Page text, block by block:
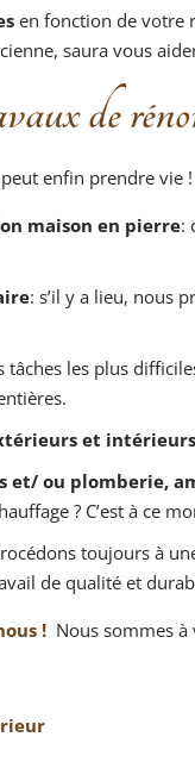
en fonction de votre
saura vous
de
enfin prendre vie
maison en pierre:
: s’il y a lieu, nous
tâches les plus
et
et/ ou plomberie,
? C’est à ce
toujours à
de qualité et
! Nous sommes